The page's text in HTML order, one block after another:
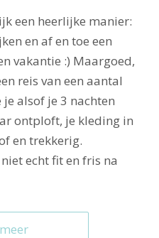
een heerlijke manier:
en af en toe een
vakantie :) Maargoed,
reis van een aantal
alsof je 3 nachten
ontploft, je kleding in
en trekkerig.
echt fit en fris na